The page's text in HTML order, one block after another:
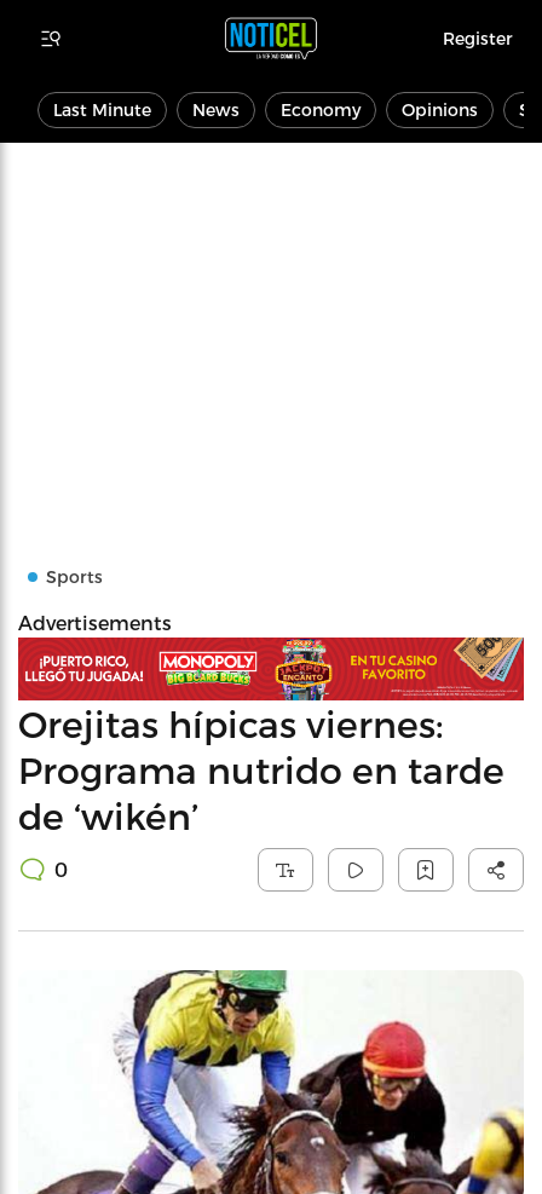
Register
Last Minute News Economy Opinions
Sports
Advertisements
Orejitas hípicas viernes:
Programa nutrido en tarde
de ‘wikén’
0